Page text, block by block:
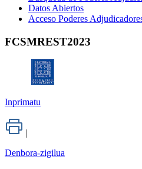
Datos Abiertos
Acceso Poderes
FCSMREST2023
Inprimatu
|
Denbora-zigilua